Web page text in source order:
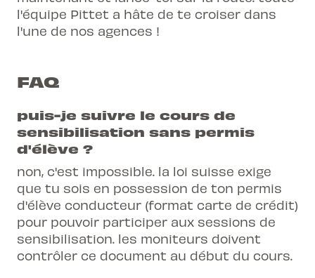
l'équipe Pittet a hâte de te croiser dans
l'une de nos agences !
FAQ
puis-je suivre le cours de
sensibilisation sans permis
d'élève ?
non, c'est impossible. la loi suisse exige
que tu sois en possession de ton permis
d'élève conducteur (format carte de crédit)
pour pouvoir participer aux sessions de
sensibilisation. les moniteurs doivent
contrôler ce document au début du cours.